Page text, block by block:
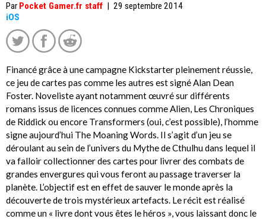
Par Pocket Gamer.fr staff | 29 septembre 2014
iOS
Financé grâce à une campagne Kickstarter pleinement réussie,
ce jeu de cartes pas comme les autres est signé Alan Dean
Foster. Noveliste ayant notamment œuvré sur différents
romans issus de licences connues comme Alien, Les Chroniques
de Riddick ou encore Transformers (oui, c’est possible), l’homme
signe aujourd’hui The Moaning Words. Il s’agit d’un jeu se
déroulant au sein de l’univers du Mythe de Cthulhu dans lequel il
va falloir collectionner des cartes pour livrer des combats de
grandes envergures qui vous feront au passage traverser la
planète. L’objectif est en effet de sauver le monde après la
découverte de trois mystérieux artefacts. Le récit est réalisé
comme un « livre dont vous êtes le héros », vous laissant donc le